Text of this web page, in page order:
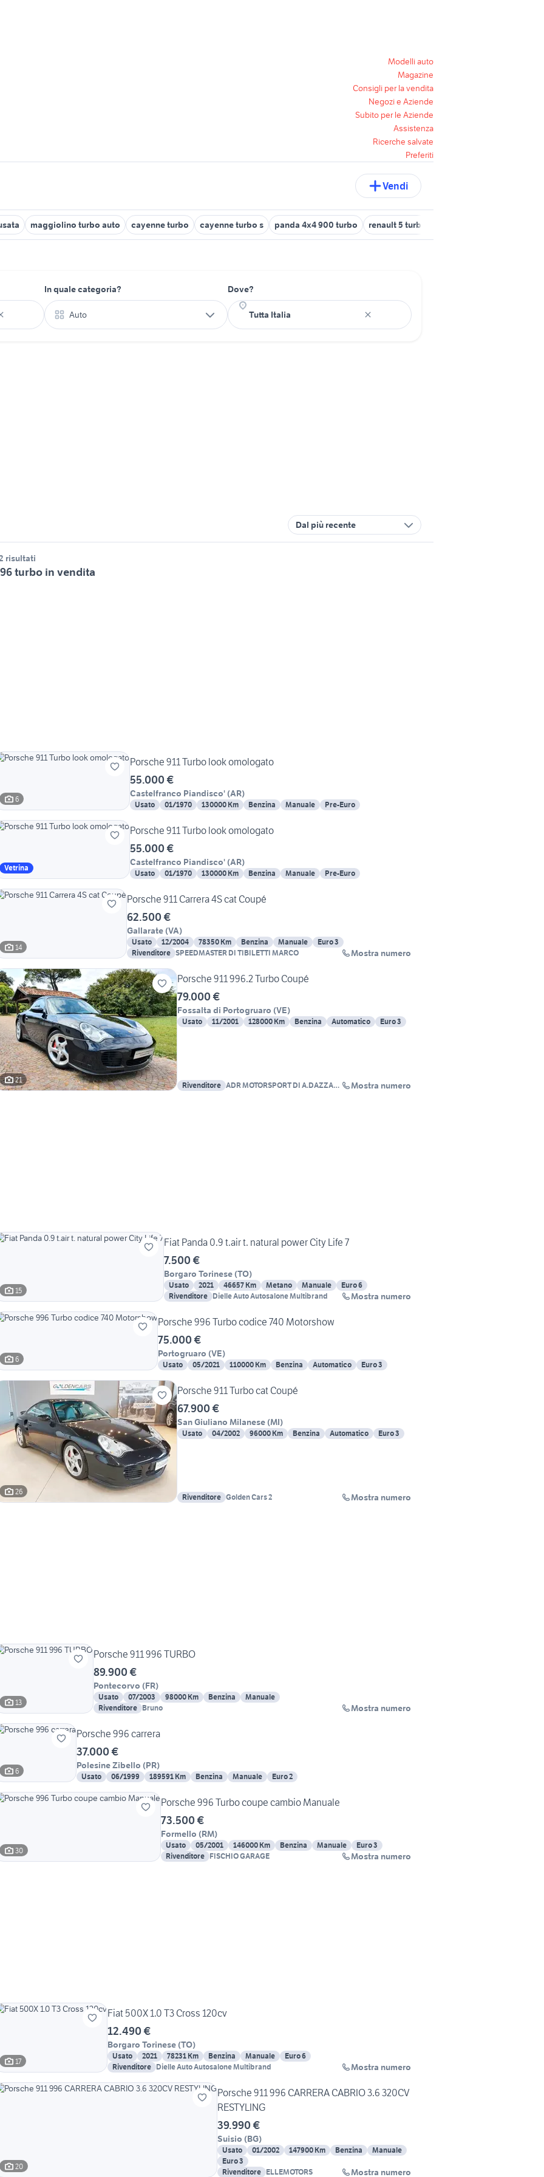
Modelli auto
Magazine
Consigli per la vendita
Negozi e Aziende
Subito per le Aziende
Assistenza
Ricerche salvate
Preferiti
Vendi
maggiolino turbo auto cayenne turbo cayenne turbo s panda 4x4 900 turbo renault 5 turbo Toscana
In quale categoria?
Auto
Dove?
Dal più recente
risultati
turbo in vendita
6
Porsche 911 Turbo look omologato
55.000 €
Castelfranco Piandisco' (AR)
Usato 01/1970 130000 Km Benzina Manuale Pre-Euro
Vetrina
Porsche 911 Turbo look omologato
55.000 €
Castelfranco Piandisco' (AR)
Usato 01/1970 130000 Km Benzina Manuale Pre-Euro
14
Porsche 911 Carrera 4S cat Coupé
62.500 €
Gallarate (VA)
Usato 12/2004 78350 Km Benzina Manuale
Euro 3
Rivenditore SPEEDMASTER DI TIBILETTI MARCO Mostra numero
21
Porsche 911 996.2 Turbo Coupé
79.000 €
Fossalta di Portogruaro (VE)
Usato 11/2001 128000 Km Benzina Automatico Euro 3
Rivenditore ADR MOTORSPORT DI A.DAZZAN
Mostra numero
15
Fiat Panda 0.9 t.air t. natural power City Life 7
7.500 €
Borgaro Torinese (TO)
Usato 2021 46657 Km Metano Manuale
Euro 6
Rivenditore Dielle Auto Autosalone Multibrand Mostra numero
6
Porsche 996 Turbo codice 740 Motorshow
75.000 €
Portogruaro (VE)
Usato 05/2021 110000 Km Benzina Automatico Euro 3
26
Porsche 911 Turbo cat Coupé
67.900 €
San Giuliano Milanese (MI)
Usato 04/2002 96000 Km Benzina Automatico Euro 3
Rivenditore Golden Cars 2 Mostra numero
13
Porsche 911 996 TURBO
89.900 €
Pontecorvo (FR)
Usato 07/2003 98000 Km Benzina
Manuale
Rivenditore Bruno Mostra numero
6
Porsche 996 carrera
37.000 €
Polesine Zibello (PR)
Usato 06/1999 189591 Km Benzina Manuale Euro 2
30
Porsche 996 Turbo coupe cambio Manuale
73.500 €
Formello (RM)
Usato 05/2001 146000 Km Benzina Manuale
Euro 3
Rivenditore FISCHIO GARAGE Mostra numero
17
Fiat 500X 1.0 T3 Cross 120cv
12.490 €
Borgaro Torinese (TO)
Usato 2021 78231 Km Benzina Manuale
Euro 6
Rivenditore Dielle Auto Autosalone Multibrand Mostra numero
20
Porsche 911 996 CARRERA CABRIO 3.6 320CV
RESTYLING
39.990 €
Suisio (BG)
Usato 01/2002 147900 Km Benzina
Manuale
Euro 3
Rivenditore ELLEMOTORS Mostra numero